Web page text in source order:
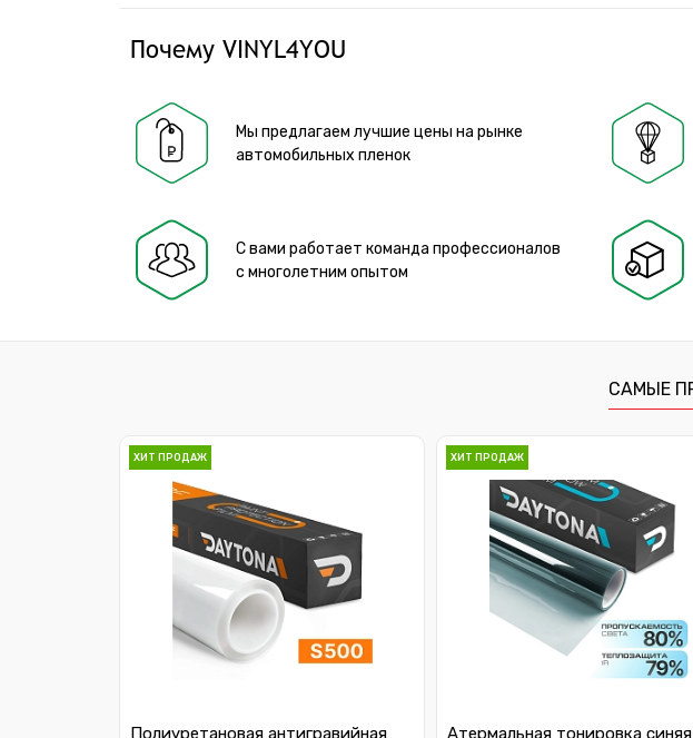
Почему VINYL4YOU
Мы предлагаем лучшие цены на рынке
автомобильных пленок
С вами работает команда профессионалов
с многолетним опытом
САМЫЕ
ХИТ ПРОДАЖ
Полиуретановая антигравийная
ХИТ ПРОДАЖ
Атермальная тонировка синяя